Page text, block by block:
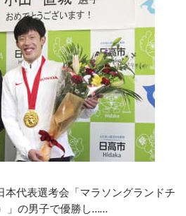
本代表選考会「マラソングランドチ
」の男子で優勝し……